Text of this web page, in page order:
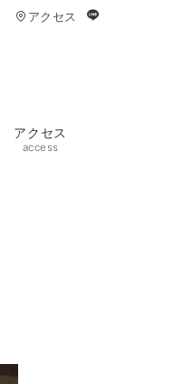
アクセス
アクセス
access